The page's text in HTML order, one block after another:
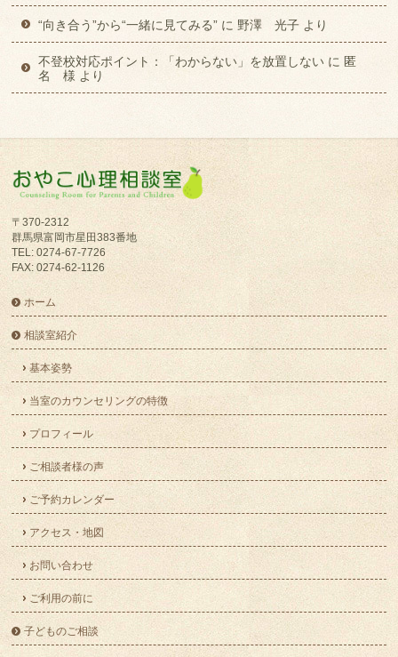
“向き合う”から“一緒に見てみる” に 野澤 光子 より
不登校対応ポイント：「わからない」を放置しない に 匿
名 様 より
〒370-2312
群馬県富岡市星田383番地
TEL: 0274-67-7726
FAX: 0274-62-1126
ホーム
相談室紹介
基本姿勢
当室のカウンセリングの特徴
プロフィール
ご相談者様の声
ご予約カレンダー
アクセス・地図
お問い合わせ
ご利用の前に
子どものご相談